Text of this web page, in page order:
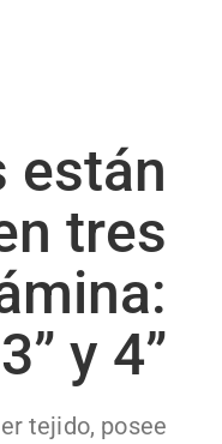
están
tres
y 4”
tejido, posee